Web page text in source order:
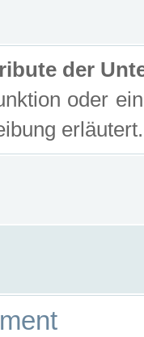
der
oder
erläutert.